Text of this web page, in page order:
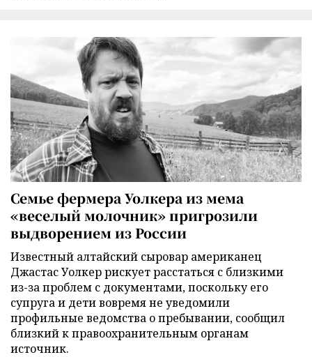
Семье фермера Уолкера из мема
«веселый молочник» пригрозили
выдворением из России
Известный алтайский сыровар американец
Джастас Уолкер рискует расстаться с близкими
из-за проблем с документами, поскольку его
супруга и дети вовремя не уведомили
профильные ведомства о пребывании, сообщил
близкий к правоохранительным органам
источник.